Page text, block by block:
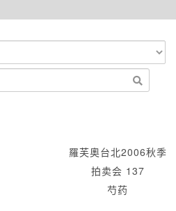
羅芙奧台北2006秋季
拍卖会 137
芍药